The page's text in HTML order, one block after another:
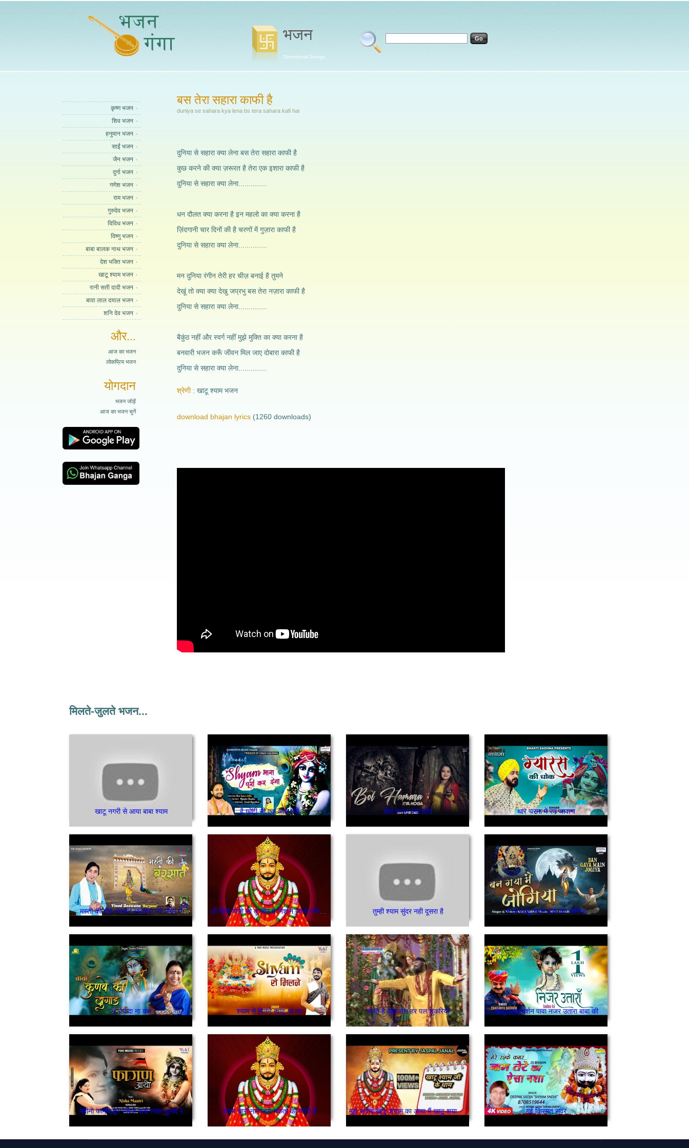
भजन
Devotional Songs
कृष्ण भजन
शिव भजन
हनुमान भजन
साईं भजन
जैन भजन
दुर्गा भजन
गणेश भजन
राम भजन
गुरुदेव भजन
विविध भजन
विष्णु भजन
बाबा बालक नाथ भजन
देश भक्ति भजन
खाटू श्याम भजन
रानी सती दादी भजन
बावा लाल दयाल भजन
शनि देव भजन
और...
आज का भजन
लोकप्रिय भजन
योगदान
भजन जोड़ें
आज का भजन चुनें
बस तेरा सहारा काफी है
duniya se sahara kya lena bs tera sahara kafi hai
दुनिया से सहारा क्या लेना बस तेरा सहारा काफी है
कुछ करने की क्या ज़रूरत है तेरा एक इशारा काफी है
दुनिया से सहारा क्या लेना..............
धन दौलत क्या करना है इन महलो का क्या करना है
ज़िंदगानी चार दिनों की है चरणों में गुज़ारा काफी है
दुनिया से सहारा क्या लेना..............
मन दुनिया रंगीन तेरी हर चीज़ बनाई है तुमने
देखूं तो क्या क्या देखु जप्रभु बस तेरा नज़ारा काफी है
दुनिया से सहारा क्या लेना..............
बैकुंठ नहीं और स्वर्ग नहीं मुझे मुक्ति का क्या करना है
बनवारी भजन करूँ जीवन मिल जाए दोबारा काफी है
दुनिया से सहारा क्या लेना..............
श्रेणी खाटू श्याम भजन
download bhajan lyrics (1260 downloads)
मिलते-जुलते भजन...
खाटू नगरी से आया बाबा श्याम है छोटी सी एक आस मेरी बोल हमारा क्या होगा थारे चरना में रम जावागा
मस्ती की होवे बरसात सांवरिया तेरे मंदिर में तुम्ही श्याम सुंदर नही दूसरा है मैं तो खाटू श्याम बाबा का जोगियां
ना ज्यादा ना कम श्याम से मिलने खाटू आ गए करते है बाबा तेरा हर पल शुकरियाँ खाटू जावा दर्शन पावा नजर उतारा बाबा की
महीनो फागण को रंगीलो बाबो श्याम बुलावे रे श्याम थारो नाम लागे भकतो को प्यारो है मुझे सपना खाटु शयाम का आया मैं खाटु शयाम के धाम खड़ा गई किस्मत सवर